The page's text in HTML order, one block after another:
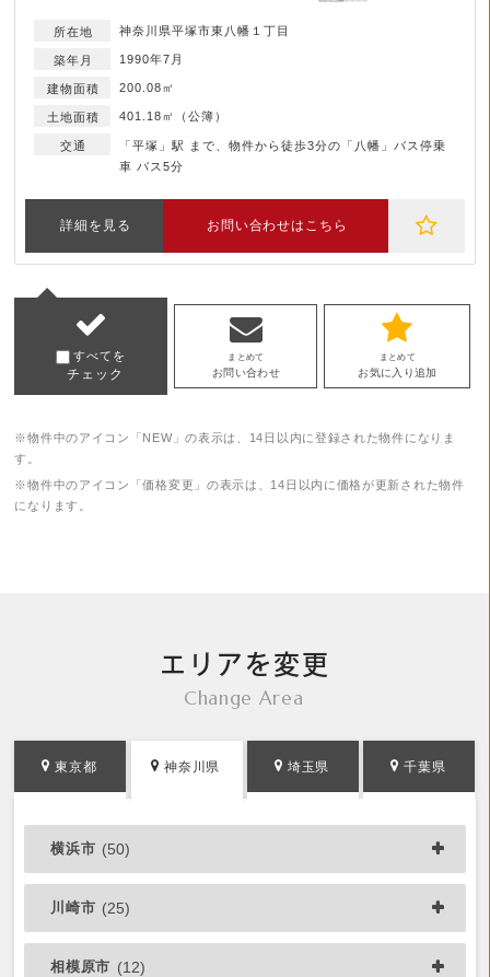
神奈川県平塚市東八幡１丁目
1990年7月
200.08㎡
401.18㎡（公簿）
「平塚」駅 まで、物件から徒歩3分の「八幡」バス停乗
車 バス5分
詳細を見る お問い合わせはこちら
すべてを
チェック
まとめて
お問い合わせ
まとめて
お気に入り追加
※物件中のアイコン「NEW」の表示は、14日以内に登録された物件になりま
す。
※物件中のアイコン「価格変更」の表示は、14日以内に価格が更新された物件
になります。
エリアを変更
Change Area
東京都 神奈川県 埼玉県 千葉県
横浜市 (50)
川崎市 (25)
相模原市 (12)